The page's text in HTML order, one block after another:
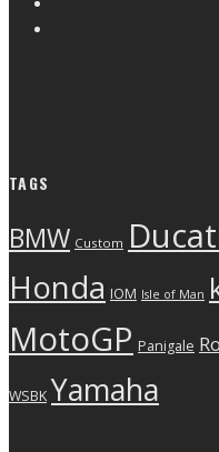
TAGS
BMW Custom
Honda IOM Isle of Man
MotoGP Panigale
WSBK Yamaha